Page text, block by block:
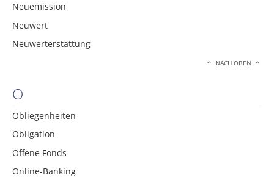
Neuemission
Neuwert
Neuwerterstattung
NACH OBEN
O
Obliegenheiten
Obligation
Offene Fonds
Online-Banking